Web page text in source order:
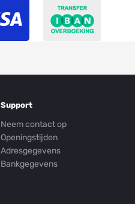
Support
Neem contact op
Openingstijden
Adresgegevens
Bankgegevens